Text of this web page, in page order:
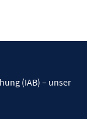
(IAB) – unser